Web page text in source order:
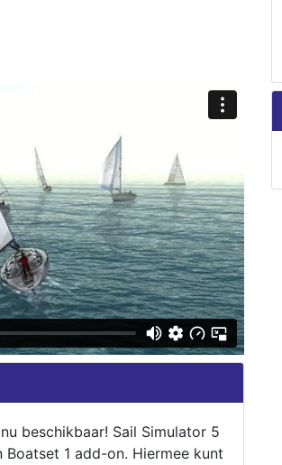
beschikbaar! Sail Simulator 5
1 add-on. Hiermee kunt